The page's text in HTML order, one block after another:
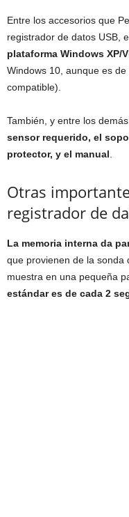
Entre los accesorios que
registrador de datos USB,
plataforma Windows XP/
Windows 10, aunque es
compatible).
También, y entre los
sensor requerido, el
protector, y el manual
Otras
registrador de
La memoria interna da
que provienen de la sonda
muestra en una pequeña
estándar es de cada 2